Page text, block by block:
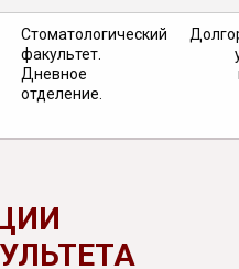
Стоматологический
факультет.
Дневное
отделение.